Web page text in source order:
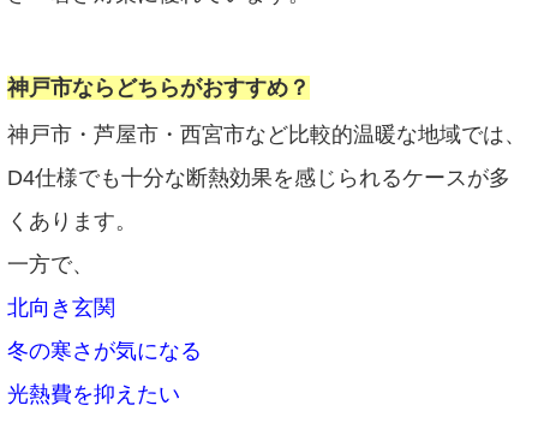
神戸市ならどちらがおすすめ？
神戸市・芦屋市・西宮市など比較的温暖な地域では、
D4仕様でも十分な断熱効果を感じられるケースが多
くあります。
一方で、
北向き玄関
冬の寒さが気になる
光熱費を抑えたい